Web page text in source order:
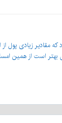
مقادیر زیادی پول
است از همین